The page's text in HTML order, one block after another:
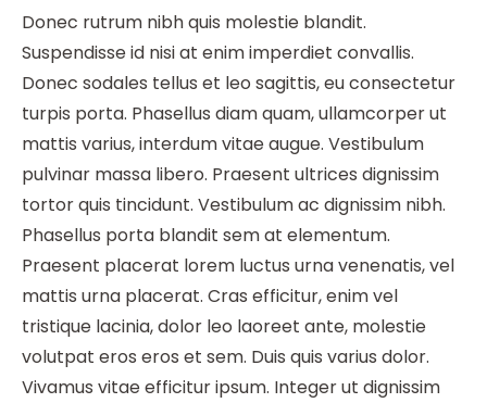
Donec rutrum nibh quis molestie blandit.
Suspendisse id nisi at enim imperdiet convallis.
Donec sodales tellus et leo sagittis, eu consectetur
turpis porta. Phasellus diam quam, ullamcorper ut
mattis varius, interdum vitae augue. Vestibulum
pulvinar massa libero. Praesent ultrices dignissim
tortor quis tincidunt. Vestibulum ac dignissim nibh.
Phasellus porta blandit sem at elementum.
Praesent placerat lorem luctus urna venenatis, vel
mattis urna placerat. Cras efficitur, enim vel
tristique lacinia, dolor leo laoreet ante, molestie
volutpat eros eros et sem. Duis quis varius dolor.
Vivamus vitae efficitur ipsum. Integer ut dignissim